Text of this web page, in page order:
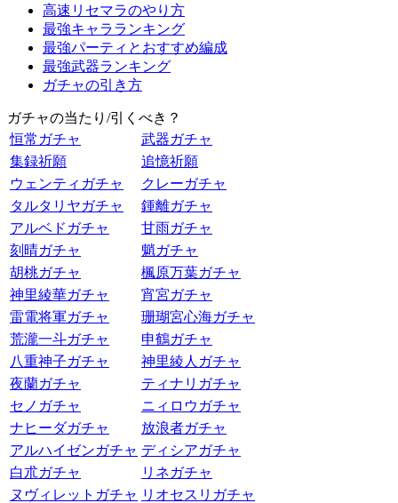
高速リセマラのやり方
最強キャラランキング
最強パーティとおすすめ編成
最強武器ランキング
ガチャの引き方
ガチャの当たり/引くべき？
恒常ガチャ
武器ガチャ
集録祈願
追憶祈願
ウェンティガチャ
クレーガチャ
タルタリヤガチャ
鍾離ガチャ
アルベドガチャ
甘雨ガチャ
刻晴ガチャ
魈ガチャ
胡桃ガチャ
楓原万葉ガチャ
神里綾華ガチャ
宵宮ガチャ
雷電将軍ガチャ
珊瑚宮心海ガチャ
荒瀧一斗ガチャ
申鶴ガチャ
八重神子ガチャ
神里綾人ガチャ
夜蘭ガチャ
ティナリガチャ
セノガチャ
ニィロウガチャ
ナヒーダガチャ
放浪者ガチャ
アルハイゼンガチャ ディシアガチャ
白朮ガチャ
リネガチャ
ヌヴィレットガチャ リオセスリガチャ